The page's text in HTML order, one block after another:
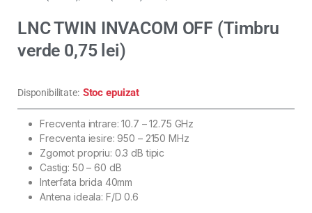
LNC TWIN INVACOM OFF (Timbru
verde 0,75 lei)
Disponibilitate: Stoc epuizat
Frecventa intrare: 10.7 – 12.75 GHz
Frecventa iesire: 950 – 2150 MHz
Zgomot propriu: 0.3 dB tipic
Castig: 50 – 60 dB
Interfata brida 40mm
Antena ideala: F/D 0.6